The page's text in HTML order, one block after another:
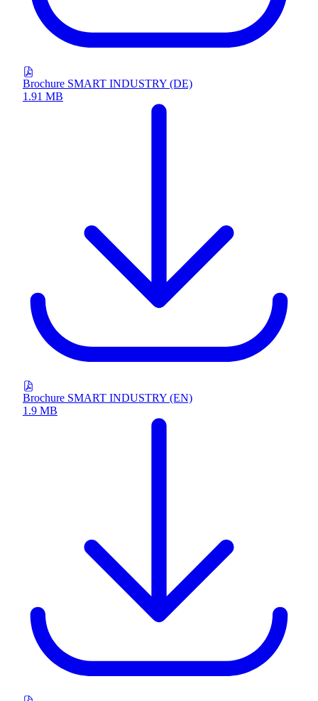
Brochure SMART INDUSTRY (DE)
1.91 MB
Brochure SMART INDUSTRY (EN)
1.9 MB